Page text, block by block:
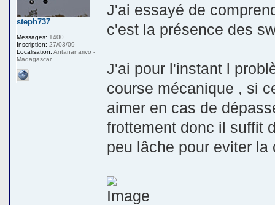
J'ai essayé de
c'est la présence des
J'ai pour l'instant l
course mécanique , si
aimer en cas de
frottement donc il suffit
peu lâche pour eviter
steph737
Messages: 1400
Inscription: 27/03/09
Localisation: Antananarivo -
Madagascar